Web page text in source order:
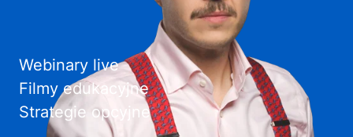
Webinary live
Filmy edukacyjne
Strategie opcyjne